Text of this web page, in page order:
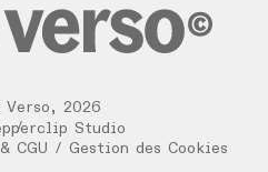
Verso , 2026
/
Studio
CGU / Gestion des Cookies